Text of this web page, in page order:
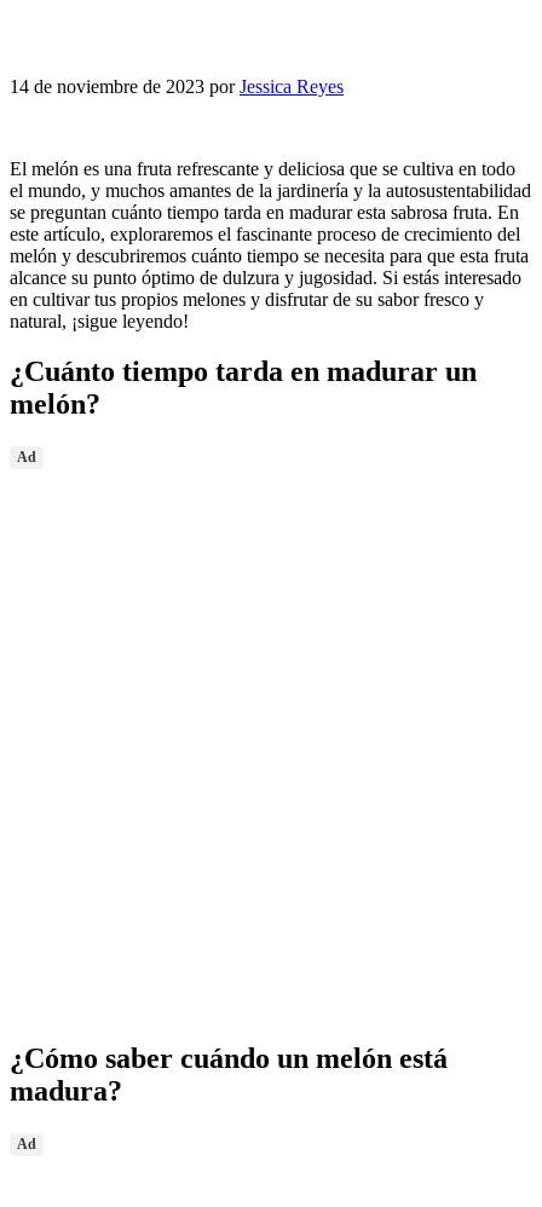
14 de noviembre de 2023 porJessica Reyes
El melón es una fruta refrescante y deliciosa que se cultiva en todo
el mundo, y muchos amantes de la jardinería y la autosustentabilidad
se preguntan cuánto tiempo tarda en madurar esta sabrosa fruta. En
este artículo, exploraremos el fascinante proceso de crecimiento del
melón y descubriremos cuánto tiempo se necesita para que esta fruta
alcance su punto óptimo de dulzura y jugosidad. Si estás interesado
en cultivar tus propios melones y disfrutar de su sabor fresco y
natural, ¡sigue leyendo!
¿Cuánto tiempo tarda en madurar un
melón?
Ad
¿Cómo saber cuándo un melón está
madura?
Ad